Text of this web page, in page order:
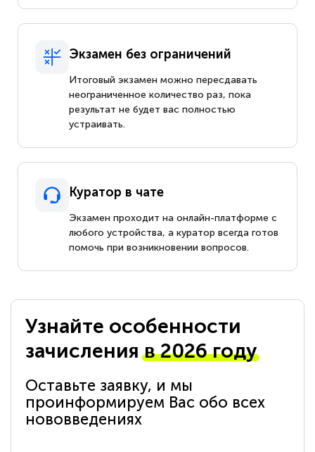
Экзамен без ограничений
Итоговый экзамен можно пересдавать
неограниченное количество раз, пока
результат не будет вас полностью
устраивать.
Куратор в чате
Экзамен проходит на онлайн-платформе с
любого устройства, а куратор всегда готов
помочь при возникновении вопросов.
Узнайте особенности
зачисленияв 2026 году
Оставьте заявку, и мы
проинформируем Вас обо всех
нововведениях